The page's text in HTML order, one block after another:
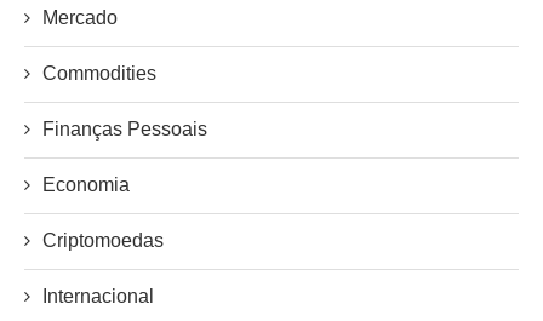
Mercado
Commodities
Finanças Pessoais
Economia
Criptomoedas
Internacional